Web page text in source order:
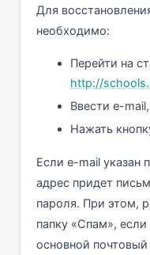
Для
необходимо:
Перейти на
http://
Ввести e-
Нажать
Если e-mail указан
адрес придет
пароля. При этом,
папку «Спам»,
основной